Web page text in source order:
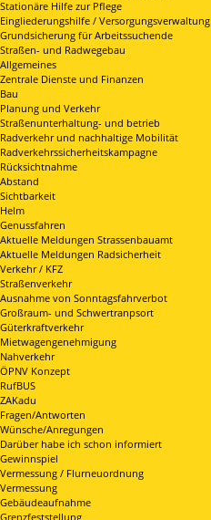
Stationäre Hilfe zur Pflege
Eingliederungshilfe / Versorgungsverwaltung
Grundsicherung für Arbeitssuchende
Straßen- und Radwegebau
Allgemeines
Zentrale Dienste und Finanzen
Bau
Planung und Verkehr
Straßenunterhaltung- und betrieb
Radverkehr und nachhaltige Mobilität
Radverkehrssicherheitskampagne
Rücksichtnahme
Abstand
Sichtbarkeit
Helm
Genussfahren
Aktuelle Meldungen Strassenbauamt
Aktuelle Meldungen Radsicherheit
Verkehr / KFZ
Straßenverkehr
Ausnahme von Sonntagsfahrverbot
Großraum- und Schwertranpsort
Güterkraftverkehr
Mietwagengenehmigung
Nahverkehr
ÖPNV Konzept
RufBUS
ZAKadu
Fragen/Antworten
Wünsche/Anregungen
Darüber habe ich schon informiert
Gewinnspiel
Vermessung / Flurneuordnung
Vermessung
Gebäudeaufnahme
Grenzfeststellung